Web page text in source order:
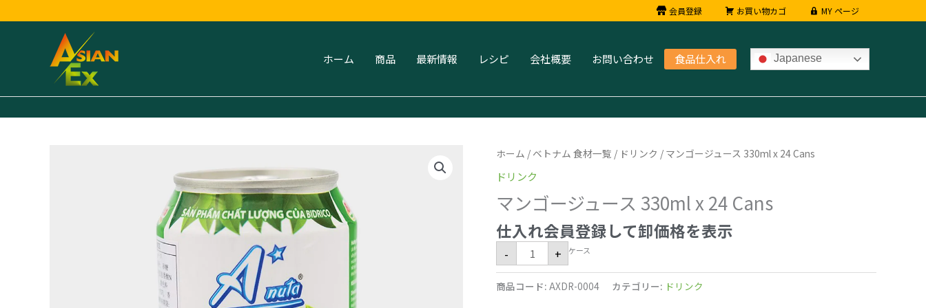
容
会員登録 お買い物カゴ MY ページ
ホーム 商品 最新情報 レシピ 会社概要 お問い合わせ 食品仕入れ Japanese
ホーム / ベトナム 食材一覧 / ドリンク / マンゴージュース 330ml x 24 Cans
ドリンク
マンゴージュース 330ml x 24 Cans
仕入れ会員登録して卸価格を表示
-
マ
ン
ゴ
ー
ュ
ー
ス
330ml
x
Cans
個
+ ケース
商品コード: AXDR-0004 カテゴリー: ドリンク